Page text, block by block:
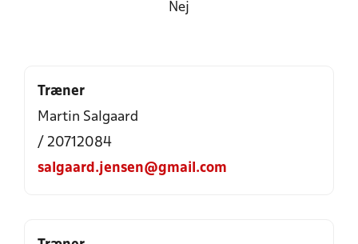
Nej
Træner
Martin Salgaard
/ 20712084
salgaard.jensen@gmail.com